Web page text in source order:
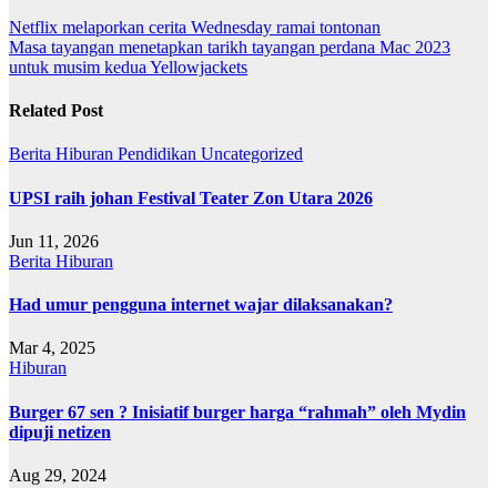
Post
navigation
Netflix melaporkan cerita Wednesday ramai tontonan
Masa tayangan menetapkan tarikh tayangan perdana Mac 2023
untuk musim kedua Yellowjackets
Related Post
Berita Hiburan Pendidikan Uncategorized
UPSI raih johan Festival Teater Zon Utara 2026
Jun 11, 2026
Berita Hiburan
Had umur pengguna internet wajar dilaksanakan?
Mar 4, 2025
Hiburan
Burger 67 sen ? Inisiatif burger harga “rahmah” oleh Mydin
dipuji netizen
Aug 29, 2024